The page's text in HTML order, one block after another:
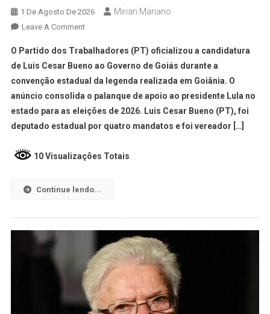
1 De Agosto De 2026 Mirian Mariano
Leave A Comment
O Partido dos Trabalhadores (PT) oficializou a candidatura
de Luis Cesar Bueno ao Governo de Goiás durante a
convenção estadual da legenda realizada em Goiânia. O
anúncio consolida o palanque de apoio ao presidente Lula no
estado para as eleições de 2026. Luis Cesar Bueno (PT), foi
deputado estadual por quatro mandatos e foi vereador […]
10 Visualizações Totais
Continue lendo...